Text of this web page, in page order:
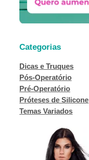
Categorias
Dicas e Truques
Pós-Operatório
Pré-Operatório
Próteses de Silicone
Temas Variados